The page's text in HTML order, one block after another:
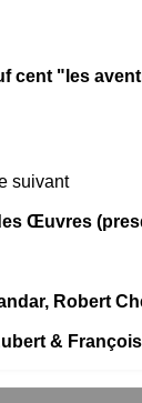
cent "les
suivant
Œuvres
Robert
&